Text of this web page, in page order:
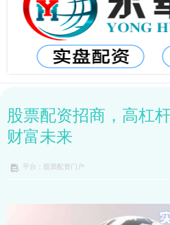
股票配资招商，高杠
财富未来
平台：股票配资门户